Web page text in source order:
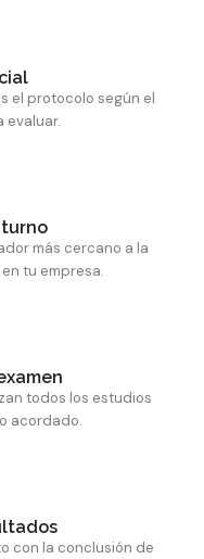
el protocolo según el
evaluar.
más cercano a la
tu empresa.
todos los estudios
acordado.
con la conclusión de